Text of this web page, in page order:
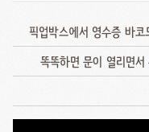
픽업박스에서 영수증 바
똑똑하면 문이 열리면